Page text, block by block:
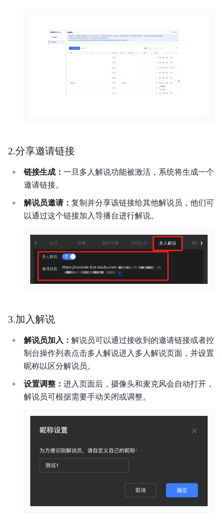
2.分享邀请链接
链接生成： 一旦多人解说功能被激活，系统将生成一个
邀请链接。
解说员邀请： 复制并分享该链接给其他解说员，他们可
以通过这个链接加入导播台进行解说。
3.加入解说
解说员加入： 解说员可以通过接收到的邀请链接或者控
制台操作列表点击多人解说进入多人解说页面，并设置
昵称以区分解说员。
设置调整： 进入页面后，摄像头和麦克风会自动打开，
解说员可根据需要手动关闭或调整。